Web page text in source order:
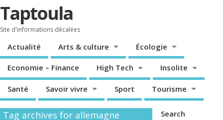
Taptoula
Site d'informations décalées
Actualité Arts & culture Écologie
Economie – Finance High Tech Insolite
Santé Savoir vivre Sport Tourisme
Tag archives for allemagne Search